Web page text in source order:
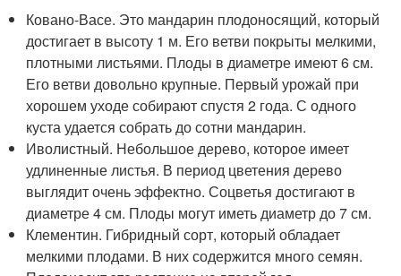
Ковано-Васе. Это мандарин плодоносящий, который
достигает в высоту 1 м. Его ветви покрыты мелкими,
плотными листьями. Плоды в диаметре имеют 6 см.
Его ветви довольно крупные. Первый урожай при
хорошем уходе собирают спустя 2 года. С одного
куста удается собрать до сотни мандарин.
Иволистный. Небольшое дерево, которое имеет
удлиненные листья. В период цветения дерево
выглядит очень эффектно. Соцветья достигают в
диаметре 4 см. Плоды могут иметь диаметр до 7 см.
Клементин. Гибридный сорт, который обладает
мелкими плодами. В них содержится много семян.